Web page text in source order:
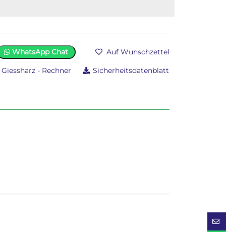
WhatsApp Chat Auf Wunschzettel
Giessharz - Rechner Sicherheitsdatenblatt